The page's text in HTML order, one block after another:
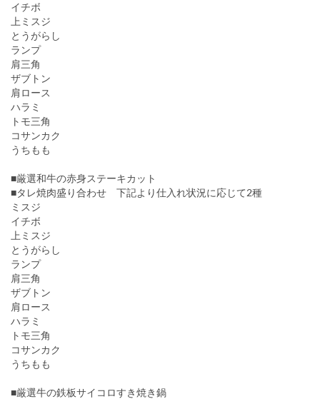
イチボ
上ミスジ
とうがらし
ランプ
肩三角
ザブトン
肩ロース
ハラミ
トモ三角
コサンカク
うちもも
■厳選和牛の赤身ステーキカット
■タレ焼肉盛り合わせ 下記より仕入れ状況に応じて2種
ミスジ
イチボ
上ミスジ
とうがらし
ランプ
肩三角
ザブトン
肩ロース
ハラミ
トモ三角
コサンカク
うちもも
■厳選牛の鉄板サイコロすき焼き鍋